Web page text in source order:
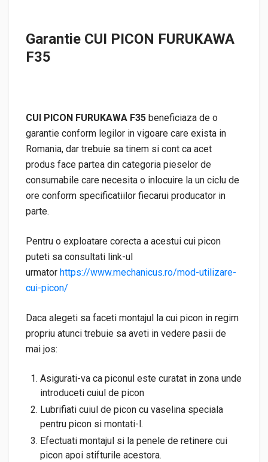
Garantie CUI PICON FURUKAWA
F35
CUI PICON FURUKAWA F35 beneficiaza de o
garantie conform legilor in vigoare care exista in
Romania, dar trebuie sa tinem si cont ca acet
produs face partea din categoria pieselor de
consumabile care necesita o inlocuire la un ciclu de
ore conform specificatiilor fiecarui producator in
parte.
Pentru o exploatare corecta a acestui cui picon
puteti sa consultati link-ul
urmator https://www.mechanicus.ro/mod-utilizare-
cui-picon/
Daca alegeti sa faceti montajul la cui picon in regim
propriu atunci trebuie sa aveti in vedere pasii de
mai jos:
Asigurati-va ca piconul este curatat in zona unde
introduceti cuiul de picon
Lubrifiati cuiul de picon cu vaselina speciala
pentru picon si montati-l.
Efectuati montajul si la penele de retinere cui
picon apoi stifturile acestora.